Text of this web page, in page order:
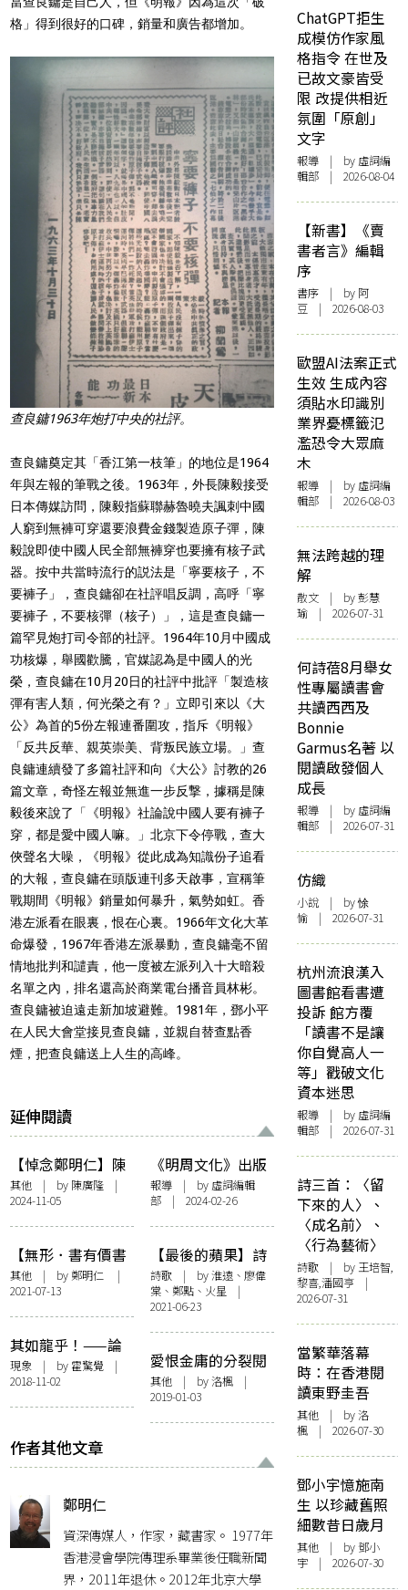
格」得到很好的口碑，銷量和廣告都增加。
查良鏞1963年炮打中央的社評。
查良鏞奠定其「香江第一枝筆」的地位是1964
年與左報的筆戰之後。1963年，外長陳毅接受
日本傳媒訪問，陳毅指蘇聯赫魯曉夫諷刺中國
人窮到無褲可穿還要浪費金錢製造原子彈， 陳
毅說即使中國人民全部無褲穿也要擁有核子武
器。按中共當時流行的説法是「寧要核子，不
要褲子」，查良鏞卻在社評唱反調，高呼「寧
要褲子，不要核彈（核子）」，這是查良鏞一
篇罕見炮打司令部的社評。1964年10月中國成
功核爆，舉國歡騰，官媒認為是中國 人的光
榮，查良鏞在10月20日的社評中批評「製造核
彈有害人類 ，何光榮之有？」立即引來以《大
公》為首的5份左報連番圍攻，指斥《明報》
「反共反華、親英崇美、背叛民族立場。」查
良鏞連續發了多篇社評和向《大公》討教的26
篇文章，奇怪左報並無進一步反撃，據稱是陳
毅後來說了「《明報》社論說中國人要有褲子
穿，都是愛中國人嘛。」北京下令停戰，查大
俠聲名大噪，《明報》從此成為知識份子追看
的大報，查良鏞在頭版連刊多天啟事，宣稱筆
戰期間《明報》銷量如何暴升，氣勢如虹。香
港左派看在眼裏，恨在心裏。 1966年文化大革
命爆發，1967年香港左派暴動，查良鏞毫不留
情地批判和譴責，他一度被左派列入十大暗殺
名單之內 ，排名還高於商業電台播音員林彬。
查良鏞被迫遠走新加坡避難。1981年，鄧小平
在人民大會堂接見查良鏞，並親自替查點香
煙，把查良鏞送上人生的高峰。
延伸閱讀
【悼念鄭明仁】陳
廣隆悼文
其他 | by 陳廣隆 |
2024-11-05
《明周文化》出版
三十年今迎來告別
號 下期將與娛樂版
合併 重返一書一冊
模式
報導| by 虛詞編輯
部 | 2024-02-26
【無形．書有價書
無價】書無價？書
有價！
其他 | by 鄭明仁
|
2021-07-13
【最後的蘋果】詩
輯：我們被真話說
過，故我們在
詩歌| by 淮遠、廖偉
棠、鄭點、火星 |
2021-06-23
其如龍乎！——論
金庸武俠小說版本
之多變
現象 | by 霍驚覺 |
2018-11-02
愛恨金庸的分裂閱
讀
其他| by洛楓|
2019-01-03
作者其他文章
鄭明仁
資深傳媒人，作家，藏書家。 1977年
香港浸會學院傳理系畢業後任職新聞
界，2011年退休。2012年北京大學
ChatGPT拒生
成模仿作家風
格指令 在世及
已故文豪皆受
限 改提供相近
氛圍「原創」
文字
報導 | by 虛詞編
輯部 | 2026-08-04
【新書】《賣
書者言》編輯
序
書序 | by 阿
豆 | 2026-08-03
歐盟AI法案正式
生效 生成內容
須貼水印識別
業界憂標籤氾
濫恐令大眾麻
木
報導 | by 虛詞編
輯部 | 2026-08-03
無法跨越的理
解
散文 | by 彭慧
瑜 | 2026-07-31
何詩蓓8月舉女
性專屬讀書會
共讀西西及
Bonnie
Garmus名著 以
閱讀啟發個人
成長
報導 | by 虛詞編
輯部 | 2026-07-31
仿織
小說 | by 悇
愉 | 2026-07-31
杭州流浪漢入
圖書館看書遭
投訴 館方覆
「讀書不是讓
你自覺高人一
等」戳破文化
資本迷思
報導 | by 虛詞編
輯部 | 2026-07-31
詩三首：〈留
下來的人〉、
〈成名前〉、
〈行為藝術〉
詩歌 | by 王培智,
黎喜,潘國亨 |
2026-07-31
當繁華落幕
時：在香港閱
讀東野圭吾
其他 | by洛
楓 | 2026-07-30
鄧小宇憶施南
生 以珍藏舊照
細數昔日歲月
其他 | by 鄧小
宇 | 2026-07-30